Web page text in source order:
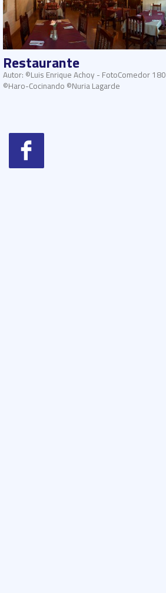
Restaurante
Autor: ©Luis Enrique Achoy - FotoComedor 180
©Haro-Cocinando ©Nuria Lagarde